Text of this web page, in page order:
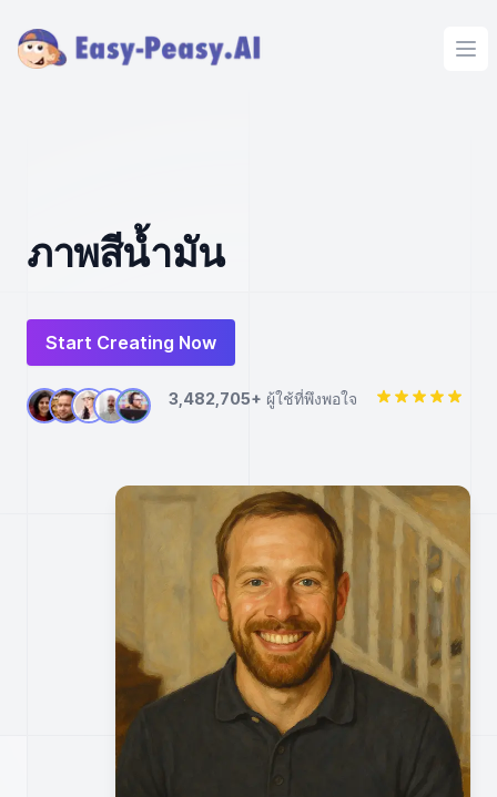
ภาพสีน้ำมัน
Start Creating Now
3,482,705+ ผู้ใช้ที่พึงพอใจ